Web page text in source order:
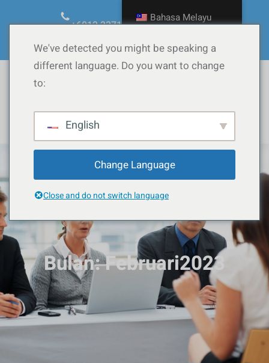
ke
kandungan
+6012.3371090
ask@calow.co
Facebook
YouTube
TikTok
Instagram
WordPress
Bulan:Februari2023
Bahasa Melayu
We've detected you might be speaking a
different language. Do you want to change
to:
English
Change Language
Close and do not switch language